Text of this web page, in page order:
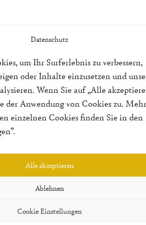
Datenschutz
um Ihr Surferlebnis zu verbessern,
oder Inhalte einzusetzen und
Wenn Sie auf „Alle
der Anwendung von Cookies zu. Mehr
einzelnen Cookies finden Sie in den
Alle akzeptieren
Ablehnen
Cookie Einstellungen